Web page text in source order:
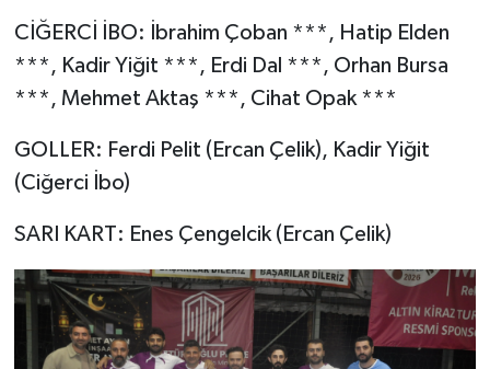
CİĞERCİ İBO: İbrahim Çoban ***, Hatip Elden
***, Kadir Yiğit ***, Erdi Dal ***, Orhan Bursa
***, Mehmet Aktaş ***, Cihat Opak ***
GOLLER: Ferdi Pelit (Ercan Çelik), Kadir Yiğit
(Ciğerci İbo)
SARI KART: Enes Çengelcik (Ercan Çelik)